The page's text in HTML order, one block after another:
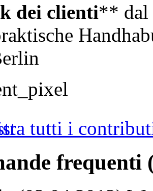
dei clienti** dal
tutti i